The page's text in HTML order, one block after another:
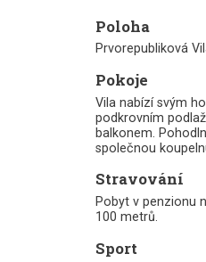
Poloha
Prvorepubliková
Pokoje
Vila nabízí svým
podkrovním
balkonem.
společnou
Stravování
Pobyt v penzionu
100 metrů.
Sport